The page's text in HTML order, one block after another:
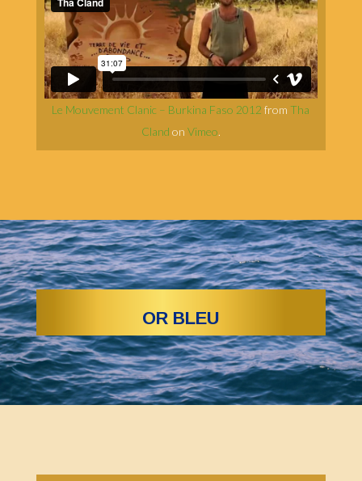
Le Mouvement Clanic – Burkina Faso 2012 fromTha
Cland on Vimeo.
OR BLEU